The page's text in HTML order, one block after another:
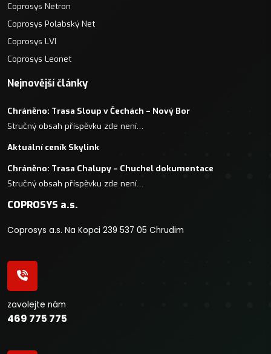
Coprosys Netron
Coprosys Polabský Net
Coprosys LVI
Coprosys Leonet
Nejnovější články
Chráněno: Trasa Sloup v Čechách – Nový Bor
Stručný obsah příspěvku zde není…
Aktuální ceník Skylink
Chráněno: Trasa Chalupy – Chuchel dokumentace
Stručný obsah příspěvku zde není…
COPROSYS a.s.
Coprosys a.s. Na Kopci 239 537 05 Chrudim
zavolejte nám
469 775 775